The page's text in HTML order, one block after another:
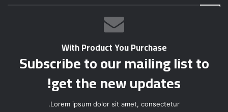
With Product You Purchase
Subscribe to our mailing list to
get the new updates!
Lorem ipsum dolor sit amet, consectetur.